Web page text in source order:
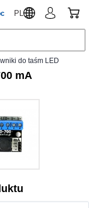
PL
do taśm LED
mA